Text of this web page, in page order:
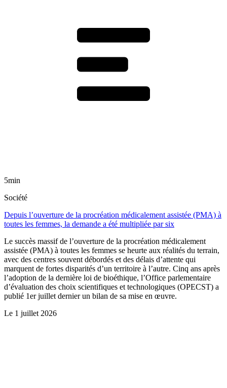
5min
Société
Depuis l’ouverture de la procréation médicalement assistée (PMA) à
toutes les femmes, la demande a été multipliée par six
Le succès massif de l’ouverture de la procréation médicalement
assistée (PMA) à toutes les femmes se heurte aux réalités du terrain,
avec des centres souvent débordés et des délais d’attente qui
marquent de fortes disparités d’un territoire à l’autre. Cinq ans après
l’adoption de la dernière loi de bioéthique, l’Office parlementaire
d’évaluation des choix scientifiques et technologiques (OPECST) a
publié 1er juillet dernier un bilan de sa mise en œuvre.
Le 1 juillet 2026